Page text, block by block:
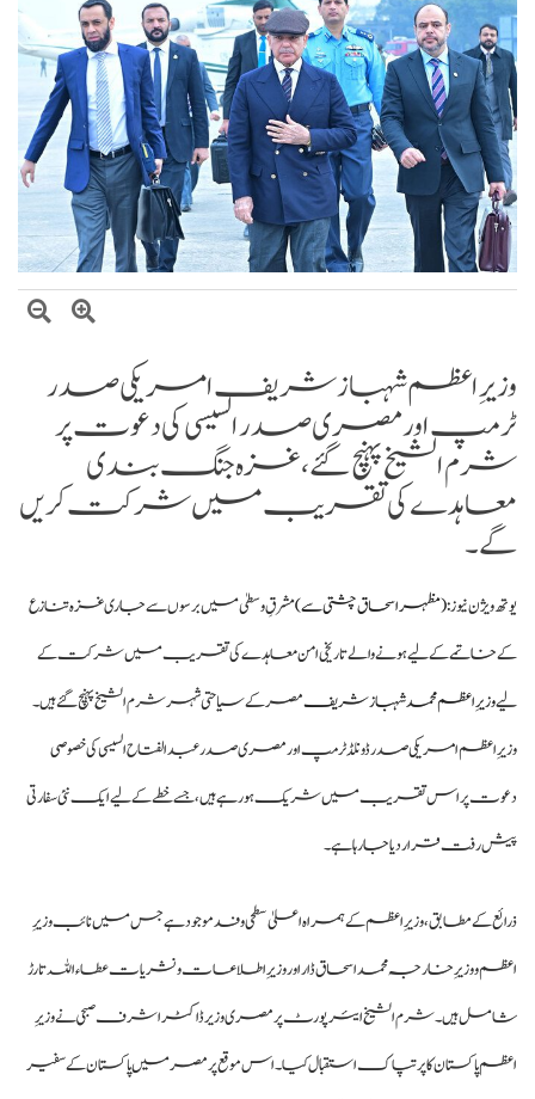
صومالی وزیر دفاع کا اعلیٰ عسکری قیادت سے ملاقات، دفاعی تعاون بڑھانے پر
اتفاق
وزیرِ اعظم شہباز شریف امریکی صدر
ٹرمپ اور مصری صدر السیسی کی دعوت پر
شرم الشیخ پہنچ گئے، غزہ جنگ بندی
معاہدے کی تقریب میں شرکت کریں
گے۔
یوتھ ویژن نیوز :(مظہر اسحاق چشتی سے)مشرقِ وسطیٰ میں برسوں سے جاری غزہ تنازع
کے خاتمے کے لیے ہونے والے تاریخی امن معاہدے کی تقریب میں شرکت کے
لیےوزیرِ اعظم محمد شہباز شریفمصر کے سیاحتی شہر شرم الشیخ پہنچ گئے ہیں۔
وزیرِ اعظم امریکی صدر ڈونلڈ ٹرمپ اور مصری صدر عبدالفتاح السیسی کی خصوصی
دعوت پر اس تقریب میں شریک ہو رہے ہیں، جسے خطے کے لیے ایک نئی سفارتی
پیش رفت قرار دیا جا رہا ہے۔
ذرائع کے مطابق، وزیرِ اعظم کے ہمراہ اعلیٰ سطحی وفد موجود ہے جس میں نائب وزیرِ
اعظم و وزیرِ خارجہ محمد اسحاق ڈار اور وزیرِ اطلاعات و نشریات عطاء اللہ تارڑ
شامل ہیں۔ شرم الشیخ ایئرپورٹ پر مصری وزیر ڈاکٹر اشرف صبحی نے وزیرِ
اعظم پاکستان کا پرتپاک استقبال کیا۔ اس موقع پر مصر میں پاکستان کے سفیر